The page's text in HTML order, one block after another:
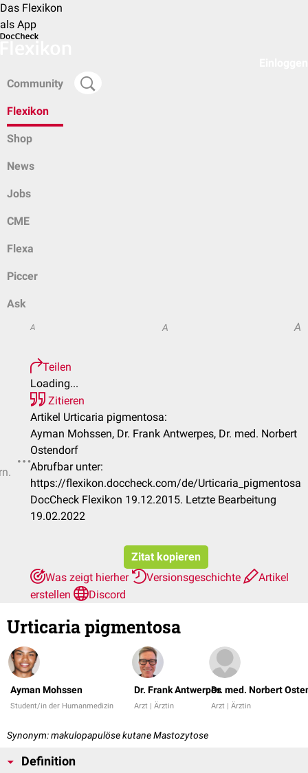
Das Flexikon
als App
Community
Flexikon
Shop
News
Jobs
CME
Flexa
Piccer
Ask
A A A
Teilen
Loading...
Zitieren
Artikel Urticaria pigmentosa:
Ayman Mohssen, Dr. Frank Antwerpes, Dr. med. Norbert
Ostendorf
Abrufbar unter:
https://flexikon.doccheck.com/de/Urticaria_pigmentosa
DocCheck Flexikon 19.12.2015. Letzte Bearbeitung
19.02.2022
Zitat kopieren
Was zeigt hierher
Versionsgeschichte
Artikel
erstellen
Discord
Urticaria pigmentosa
Ayman Mohssen
Student/in der Humanmedizin
Dr. Frank Antwerpes
Arzt | Ärztin
Dr. med. Norbert
Arzt | Ärztin
Synonym: makulopapulöse kutane Mastozytose
Definition